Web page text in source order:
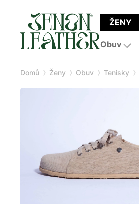
ŽENY
Obuv
Domů Ženy Obuv Tenisky